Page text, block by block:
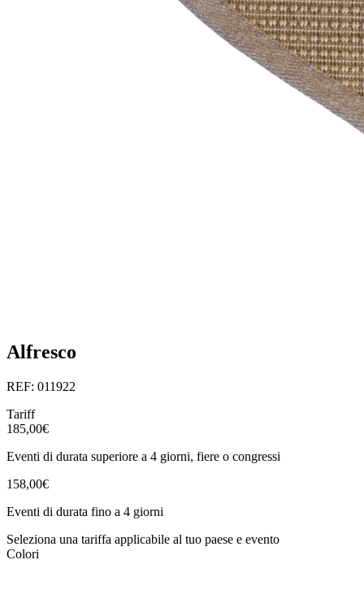
Alfresco
REF: 011922
Tariff
185,00€
Eventi di durata superiore a 4 giorni, fiere o congressi
158,00€
Eventi di durata fino a 4 giorni
Seleziona una tariffa applicabile al tuo paese e evento
Colori